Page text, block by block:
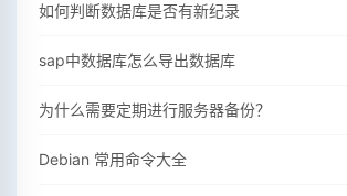
如何判断数据库是否有新纪录
sap中数据库怎么导出数据库
为什么需要定期进行服务器备份？
Debian 常用命令大全